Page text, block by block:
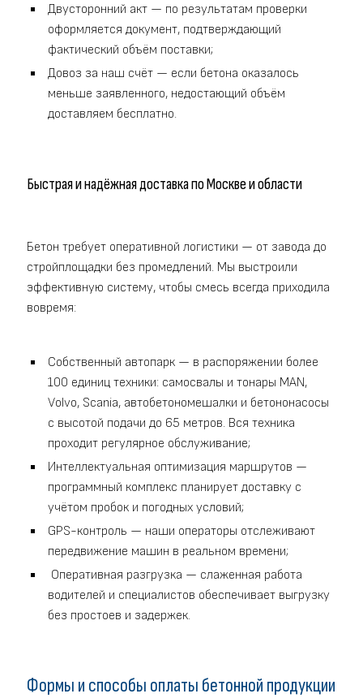
Двусторонний акт — по результатам проверки
оформляется документ, подтверждающий
фактический объём поставки;
Довоз за наш счёт — если бетона оказалось
меньше заявленного, недостающий объём
доставляем бесплатно.
Быстрая и надёжная доставка по Москве и области
Бетон требует оперативной логистики — от завода до
стройплощадки без промедлений. Мы выстроили
эффективную систему, чтобы смесь всегда приходила
вовремя:
Собственный автопарк — в распоряжении более
100 единиц техники: самосвалы и тонары MAN,
Volvo, Scania, автобетономешалки и бетононасосы
с высотой подачи до 65 метров. Вся техника
проходит регулярное обслуживание;
Интеллектуальная оптимизация маршрутов —
программный комплекс планирует доставку с
учётом пробок и погодных условий;
GPS-контроль — наши операторы отслеживают
передвижение машин в реальном времени;
Оперативная разгрузка — слаженная работа
водителей и специалистов обеспечивает выгрузку
без простоев и задержек.
Формы и способы оплаты бетонной продукции